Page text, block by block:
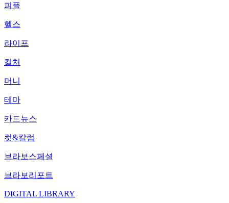
피플
헬스
라이프
컬처
머니
테마
카드뉴스
컷&칼럼
브라보스페셜
브라보리포트
DIGITAL LIBRARY